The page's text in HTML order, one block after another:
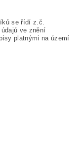
se řídí z.č.
ve znění
platnými na území